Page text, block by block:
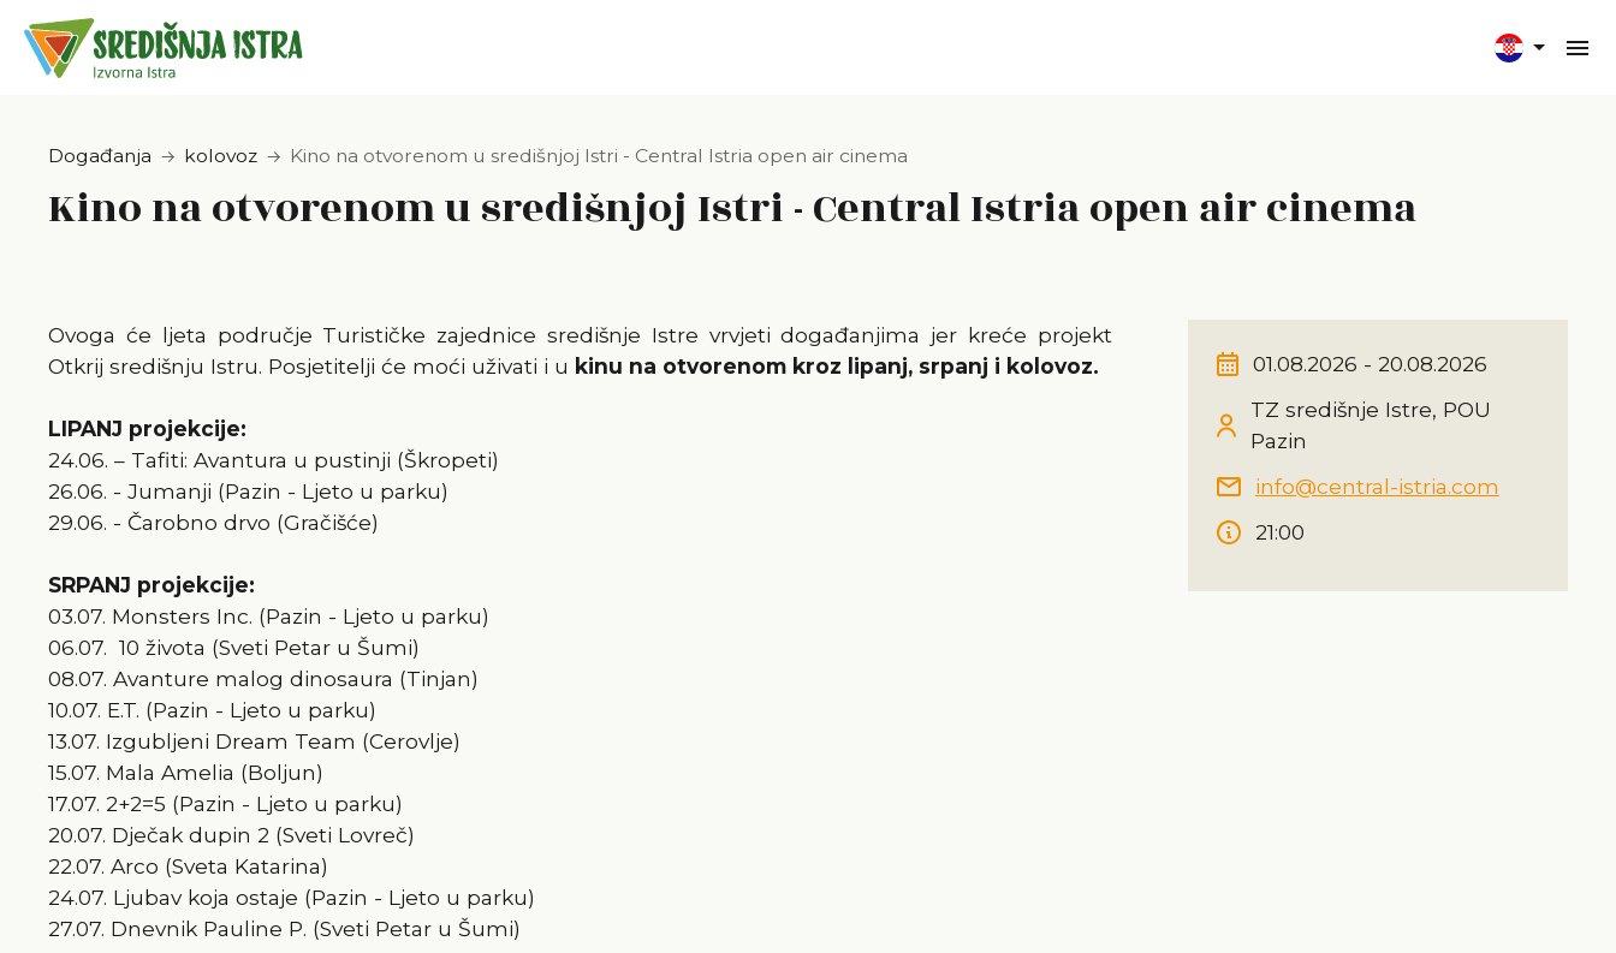
Događanja kolovoz Kino na otvorenom u središnjoj Istri - Central Istria open air cinema
Kino na otvorenom u središnjoj Istri - Central Istria open air cinema
Ovoga će ljeta područje Turističke zajednice središnje Istre vrvjeti događanjima jer kreće projekt
Otkrij središnju Istru. Posjetitelji će moći uživati i u kinu na otvorenom kroz lipanj, srpanj i kolovoz.
LIPANJ projekcije:
24.06. – Tafiti: Avantura u pustinji (Škropeti)
26.06. - Jumanji (Pazin - Ljeto u parku)
29.06. - Čarobno drvo (Gračišće)
SRPANJ projekcije:
03.07. Monsters Inc. (Pazin - Ljeto u parku)
06.07. 10 života (Sveti Petar u Šumi)
08.07. Avanture malog dinosaura (Tinjan)
10.07. E.T. (Pazin - Ljeto u parku)
13.07. Izgubljeni Dream Team (Cerovlje)
15.07. Mala Amelia (Boljun)
17.07. 2+2=5 (Pazin - Ljeto u parku)
20.07. Dječak dupin 2 (Sveti Lovreč)
22.07. Arco (Sveta Katarina)
24.07. Ljubav koja ostaje (Pazin - Ljeto u parku)
27.07. Dnevnik Pauline P. (Sveti Petar u Šumi)
01.08.2026 - 20.08.2026
TZ središnje Istre, POU
Pazin
info@central-istria.com
21:00